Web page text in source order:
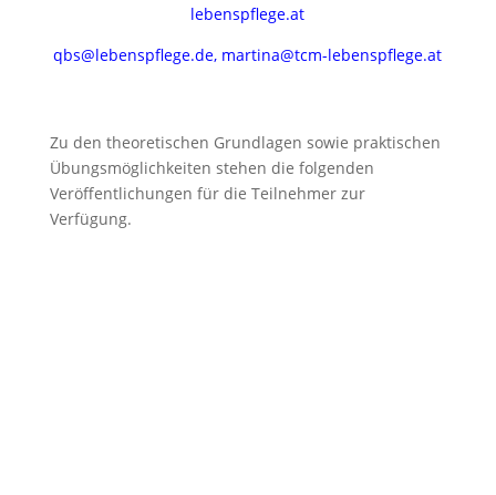
lebenspflege.at
qbs@lebenspflege.de, martina@tcm-lebenspflege.at
Zu den theoretischen Grundlagen sowie praktischen
Übungsmöglichkeiten stehen die folgenden
Veröffentlichungen für die Teilnehmer zur
Verfügung.